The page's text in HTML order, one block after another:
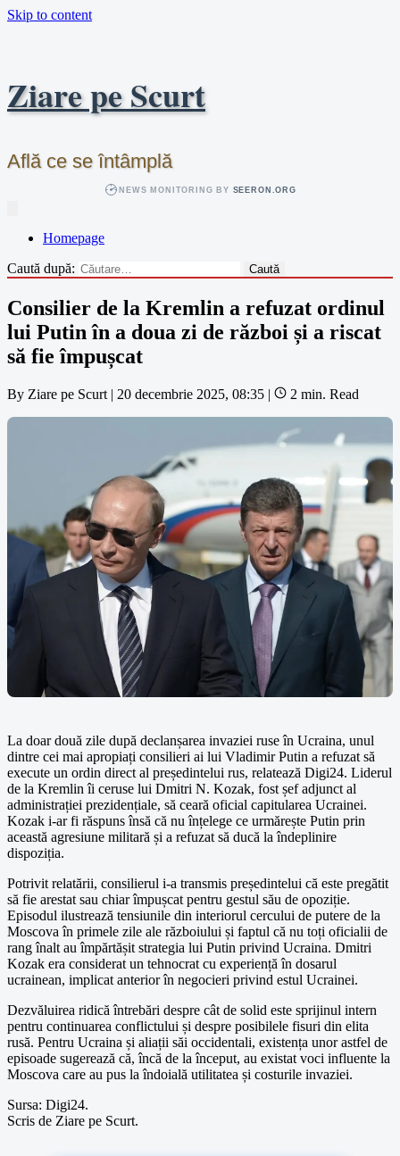
Skip to content
Ziare pe Scurt
Află ce se întâmplă
NEWS MONITORING BY SEERON.ORG
Homepage
Caută după:
Consilier de la Kremlin a refuzat ordinul
lui Putin în a doua zi de război și a riscat
să fie împușcat
By Ziare pe Scurt | 20 decembrie 2025, 08:35 | 2 min. Read
La doar două zile după declanșarea invaziei ruse în Ucraina, unul
dintre cei mai apropiați consilieri ai lui Vladimir Putin a refuzat să
execute un ordin direct al președintelui rus, relatează Digi24. Liderul
de la Kremlin îi ceruse lui Dmitri N. Kozak, fost șef adjunct al
administrației prezidențiale, să ceară oficial capitularea Ucrainei.
Kozak i-ar fi răspuns însă că nu înțelege ce urmărește Putin prin
această agresiune militară și a refuzat să ducă la îndeplinire
dispoziția.
Potrivit relatării, consilierul i-a transmis președintelui că este pregătit
să fie arestat sau chiar împușcat pentru gestul său de opoziție.
Episodul ilustrează tensiunile din interiorul cercului de putere de la
Moscova în primele zile ale războiului și faptul că nu toți oficialii de
rang înalt au împărtășit strategia lui Putin privind Ucraina. Dmitri
Kozak era considerat un tehnocrat cu experiență în dosarul
ucrainean, implicat anterior în negocieri privind estul Ucrainei.
Dezvăluirea ridică întrebări despre cât de solid este sprijinul intern
pentru continuarea conflictului și despre posibilele fisuri din elita
rusă. Pentru Ucraina și aliații săi occidentali, existența unor astfel de
episoade sugerează că, încă de la început, au existat voci influente la
Moscova care au pus la îndoială utilitatea și costurile invaziei.
Sursa: Digi24.
Scris de Ziare pe Scurt.